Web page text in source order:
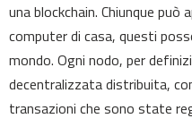
una blockchain. Chiunque può
computer di casa, questi
mondo. Ogni nodo, per
decentralizzata distribuita,
transazioni che sono state